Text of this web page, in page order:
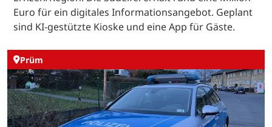
Euro für ein digitales Informationsangebot. Geplant
sind KI-gestützte Kioske und eine App für Gäste.
Prüm